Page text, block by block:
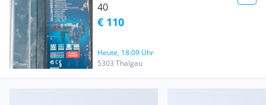
40
€ 110
Heute, 18:09 Uhr
5303 Thalgau